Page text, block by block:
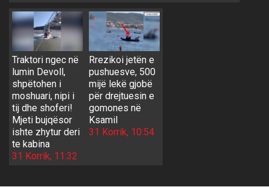
Traktori ngec në
lumin Devoll,
shpëtohen i
moshuari, nipi i
tij dhe shoferi!
Mjeti bujqësor
ishte zhytur deri
te kabina
31 Korrik, 11:32
Rrezikoi jetën e
pushuesve, 500
mijë lekë gjobë
për drejtuesin e
gomones në
Ksamil
31 Korrik, 10:54